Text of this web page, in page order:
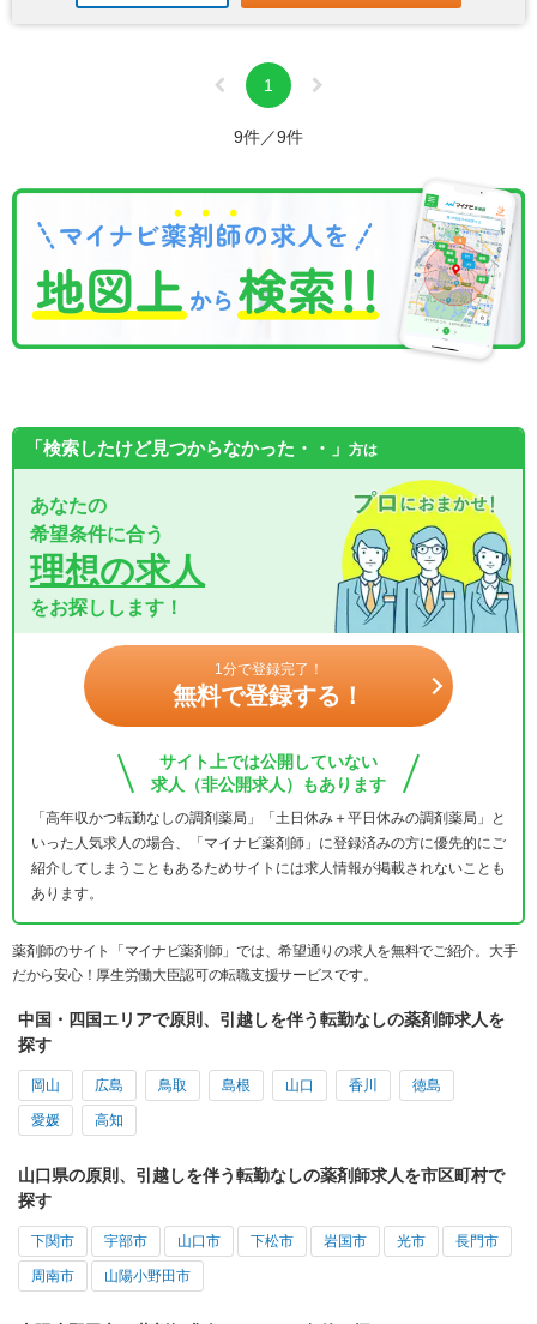
1
9件／9件
「検索したけど見つからなかった・・」 方は
あなたの
希望条件に合う
理想の求人
をお探しします！
1分で登録完了！
無料で登録する！
サイト上では公開していない
求人（非公開求人）もあります
「高年収かつ転勤なしの調剤薬局」「土日休み＋平日休みの調剤薬局」と
いった人気求人の場合、「マイナビ薬剤師」に登録済みの方に優先的にご
紹介してしまうこともあるためサイトには求人情報が掲載されないことも
あります。
薬剤師のサイト「マイナビ薬剤師」では、希望通りの求人を無料でご紹介。大手
だから安心！厚生労働大臣認可の転職支援サービスです。
中国・四国エリアで原則、引越しを伴う転勤なしの薬剤師求人を
探す
岡山 広島 鳥取 島根 山口 香川 徳島
愛媛 高知
山口県の原則、引越しを伴う転勤なしの薬剤師求人を市区町村で
探す
下関市 宇部市 山口市 下松市 岩国市 光市 長門市
周南市 山陽小野田市